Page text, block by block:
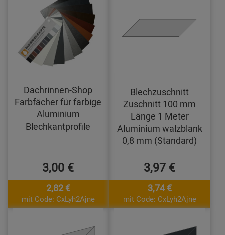
Dachrinnen-Shop
Farbfächer für farbige
Aluminium
Blechkantprofile
3,00 €
2,82 €
mit Code: CxLyh2Ajne
Blechzuschnitt
Zuschnitt 100 mm
Länge 1 Meter
Aluminium walzblank
0,8 mm (Standard)
3,97 €
3,74 €
mit Code: CxLyh2Ajne